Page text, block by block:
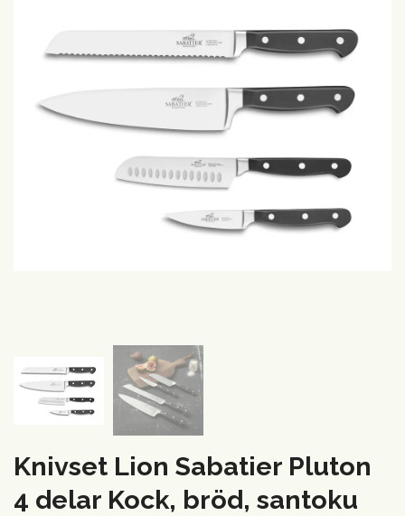
Knivset Lion Sabatier Pluton
4 delar Kock, bröd, santoku